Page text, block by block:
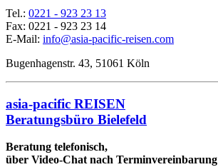
Tel.: 0221 - 923 23 13
Fax: 0221 - 923 23 14
E-Mail: info@asia-pacific-reisen.com
Bugenhagenstr. 43, 51061 Köln
asia-pacific REISEN
Beratungsbüro Bielefeld
Beratung telefonisch,
über Video-Chat nach Terminvereinbarung